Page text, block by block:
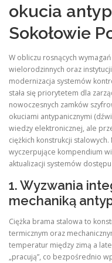
okucia
Sokołowie
W obliczu rosnących
wielorodzinnych oraz
modernizacja systemów
stała się priorytetem dla
nowoczesnych zamków
okuciami antypanicznymi
wiedzy elektronicznej, ale
ciężkich konstrukcji
wyczerpujące kompendium
aktualizacji systemów
1. Wyzwania
mechaniką
Ciężka brama stalowa to
termicznym oraz
temperatur między zimą a
„pracują”, co bezpośrednio